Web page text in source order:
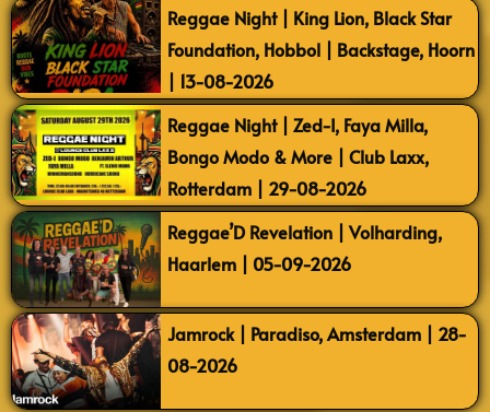
Reggae Night | King Lion, Black Star
Foundation, Hobbol | Backstage, Hoorn
| 13-08-2026
Reggae Night | Zed-I, Faya Milla,
Bongo Modo & More | Club Laxx,
Rotterdam | 29-08-2026
Reggae’D Revelation | Volharding,
Haarlem | 05-09-2026
Jamrock | Paradiso, Amsterdam | 28-
08-2026